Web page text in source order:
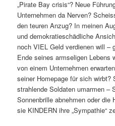
„Pirate Bay crisis“? Neue
Unternehmen da Nerven?
den teuren Anzug? In meinen
und demokratieschädliche
noch VIEL Geld verdienen will –
Ende seines armseligen Lebens
von einem Unternehmen
seiner Homepage für sich wirbt?
strahlende Soldaten umarmen –
Sonnenbrille abnehmen oder die
sie KINDERN ihre „Sympathie“